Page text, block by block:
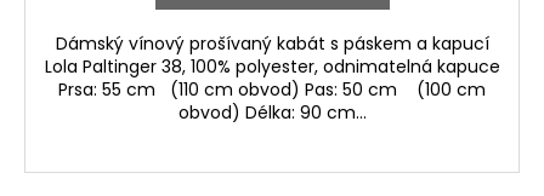
Dámský vínový prošívaný kabát s páskem a kapucí
Lola Paltinger 38, 100% polyester, odnimatelná kapuce
Prsa: 55 cm (110 cm obvod) Pas: 50 cm (100 cm
obvod) Délka: 90 cm...